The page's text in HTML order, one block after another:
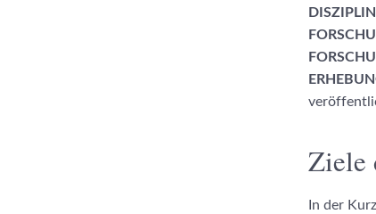
Ziele
In der